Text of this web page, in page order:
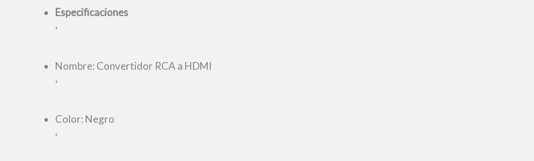
Especificaciones
‘
Nombre: Convertidor RCA a HDMI
‘
Color: Negro
‘